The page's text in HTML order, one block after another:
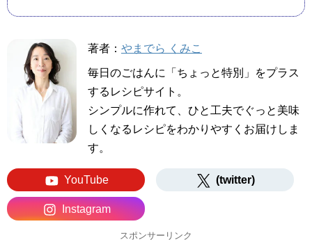
著者： やまでら くみこ
毎日のごはんに「ちょっと特別」をプラス
するレシピサイト。
シンプルに作れて、ひと工夫でぐっと美味
しくなるレシピをわかりやすくお届けしま
す。
YouTube (twitter)
Instagram
スポンサーリンク